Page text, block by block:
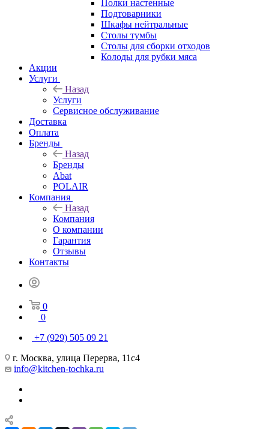
Полки настенные
Подтоварники
Шкафы нейтральные
Столы тумбы
Столы для сборки отходов
Колоды для рубки мяса
Акции
Услуги
Назад
Услуги
Сервисное обслуживание
Доставка
Оплата
Бренды
Назад
Бренды
Abat
POLAIR
Компания
Назад
Компания
О компании
Гарантия
Отзывы
Контакты
0
0
+7 (929) 505 09 21
г. Москва, улица Перерва, 11с4
info@kitchen-tochka.ru